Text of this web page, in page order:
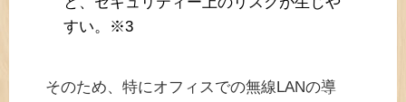
すい。※3
そのため、特にオフィスでの無線LANの導